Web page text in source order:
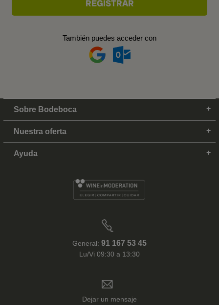
También puedes acceder con
Sobre Bodeboca
Nuestra oferta
Ayuda
General: 91 167 53 45
Lu/Vi 09:30 a 13:30
Dejar un mensaje